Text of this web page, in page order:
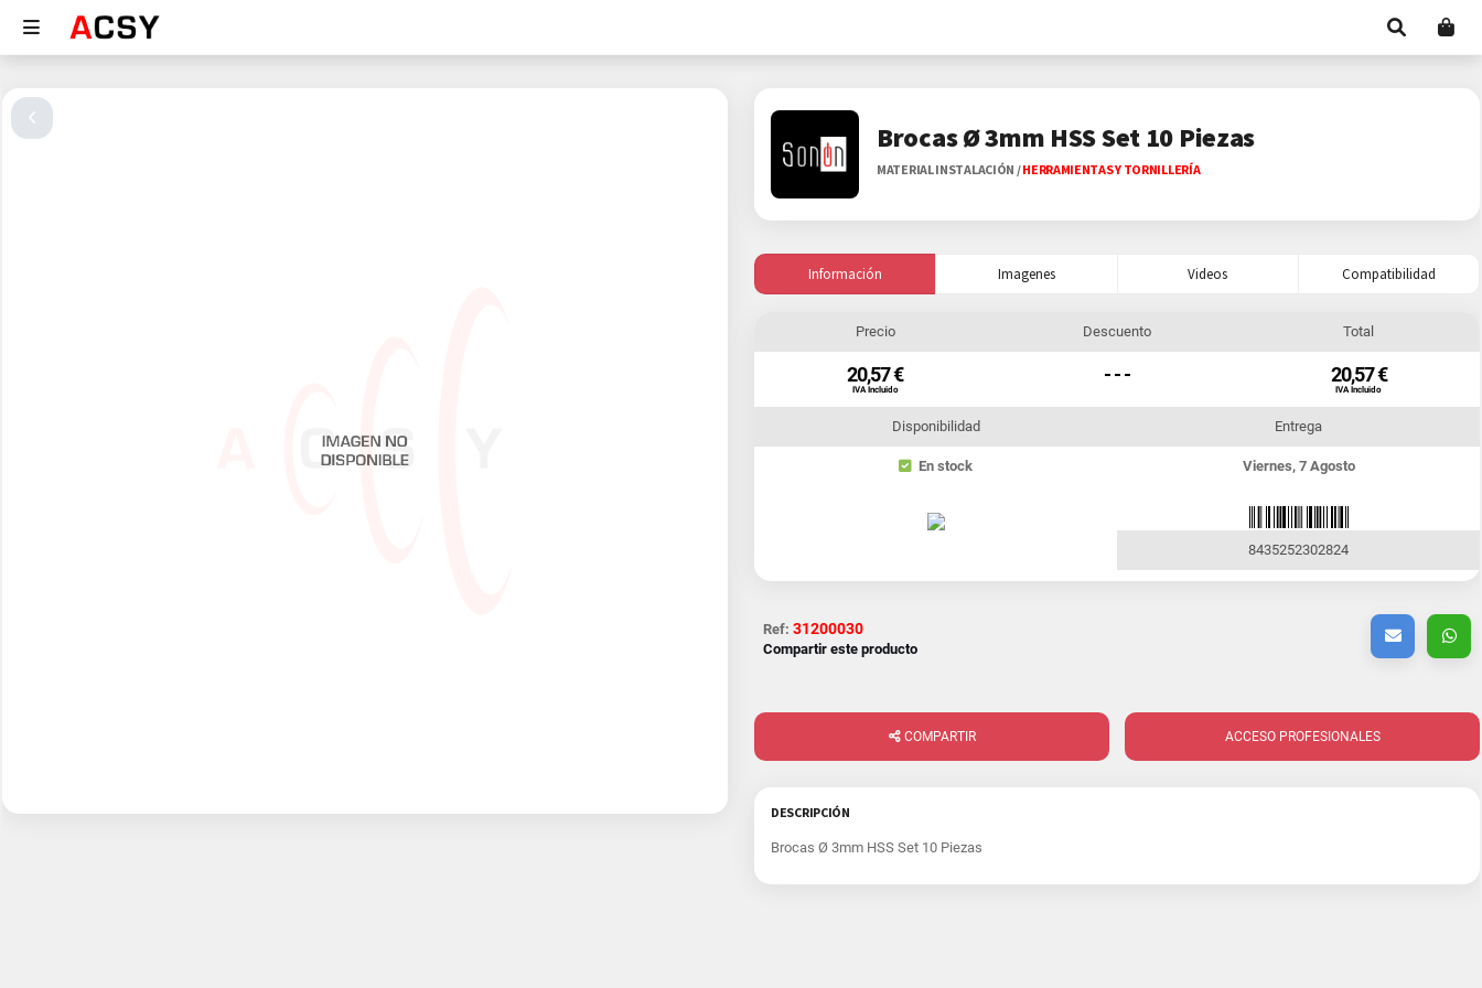
Brocas Ø 3mm HSS Set 10 Piezas
MATERIAL INSTALACIÓN /HERRAMIENTAS Y TORNILLERÍA
Información Imagenes Videos Compatibilidad
Precio
20,57 €
IVA Incluido
Descuento
- - -
Total
20,57 €
IVA Incluido
Disponibilidad
En stock
Entrega
Viernes, 7 Agosto
8435252302824
Ref: 31200030
Compartir este producto
COMPARTIR ACCESO PROFESIONALES
DESCRIPCIÓN
Brocas Ø 3mm HSS Set 10 Piezas